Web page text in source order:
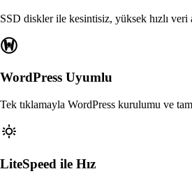
SSD diskler ile kesintisiz, yüksek hızlı veri
WordPress Uyumlu
Tek tıklamayla WordPress kurulumu ve
LiteSpeed ile Hız